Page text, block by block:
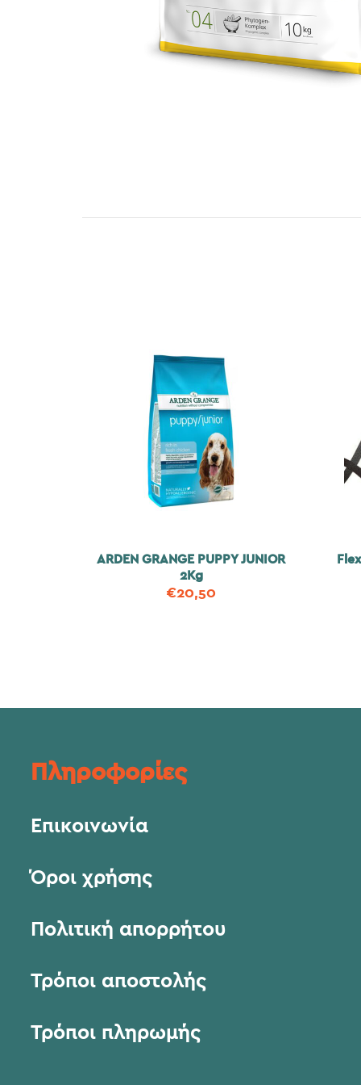
ARDEN GRANGE PUPPY JUNIOR
2Kg
€20,50
Πληροφορίες
Επικοινωνία
Όροι χρήσης
Πολιτική απορρήτου
Τρόποι αποστολής
Τρόποι πληρωμής